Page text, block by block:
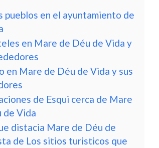
pueblos en el ayuntamiento de
en Mare de Déu de Vida y
en Mare de Déu de Vida y sus
de Esqui cerca de Mare
de Vida
distacia Mare de Déu de
de Los sitios turisticos que